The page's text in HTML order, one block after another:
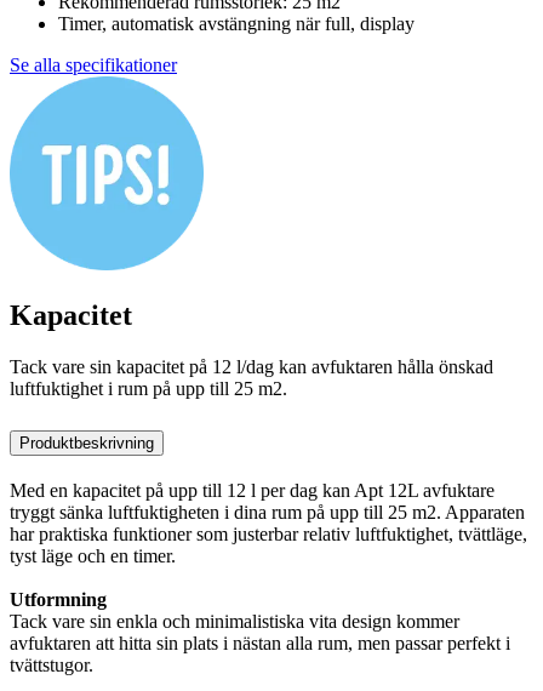
Timer, automatisk avstängning när full, display
Se alla specifikationer
Kapacitet
Tack vare sin kapacitet på 12 l/dag kan avfuktaren hålla önskad
luftfuktighet i rum på upp till 25 m2.
Produktbeskrivning
Med en kapacitet på upp till 12 l per dag kan Apt 12L avfuktare
tryggt sänka luftfuktigheten i dina rum på upp till 25 m2. Apparaten
har praktiska funktioner som justerbar relativ luftfuktighet, tvättläge,
tyst läge och en timer.
Utformning
Tack vare sin enkla och minimalistiska vita design kommer
avfuktaren att hitta sin plats i nästan alla rum, men passar perfekt i
tvättstugor.